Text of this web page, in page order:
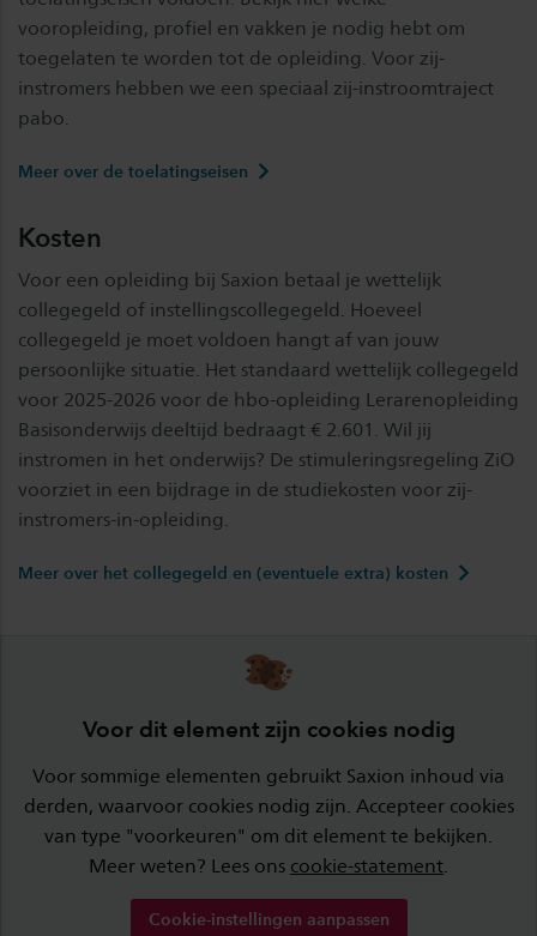
vooropleiding, profiel en vakken je nodig hebt om
toegelaten te worden tot de opleiding. Voor zij-
instromers hebben we een speciaal zij-instroomtraject
pabo.
Meer over de toelatingseisen
Kosten
Voor een opleiding bij Saxion betaal je wettelijk
collegegeld of instellingscollegegeld. Hoeveel
collegegeld je moet voldoen hangt af van jouw
persoonlijke situatie. Het standaard wettelijk collegegeld
voor 2025-2026 voor de hbo-opleiding Lerarenopleiding
Basisonderwijs deeltijd bedraagt € 2.601. Wil jij
instromen in het onderwijs? De stimuleringsregeling ZiO
voorziet in een bijdrage in de studiekosten voor zij-
instromers-in-opleiding.
Meer over het collegegeld en (eventuele extra) kosten
Voor dit element zijn cookies nodig
Voor sommige elementen gebruikt Saxion inhoud via
derden, waarvoor cookies nodig zijn. Accepteer cookies
van type "voorkeuren" om dit element te bekijken.
Meer weten? Lees ons cookie-statement.
Cookie-instellingen aanpassen